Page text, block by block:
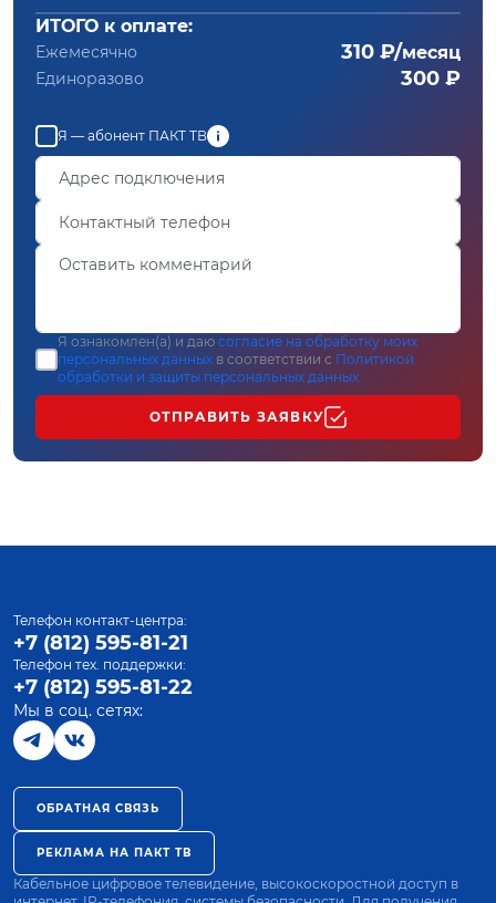
ИТОГО к оплате:
Ежемесячно 310 ₽/месяц
Единоразово 300 ₽
Я — абонент ПАКТ ТВ
Я ознакомлен(а) и даю согласие на обработку моих
персональных данных в соответствии с Политикой
обработки и защиты персональных данных
ОТПРАВИТЬ ЗАЯВКУ
Телефон контакт-центра:
+7 (812) 595-81-21
Телефон тех. поддержки:
+7 (812) 595-81-22
Мы в соц. сетях:
ОБРАТНАЯ СВЯЗЬ
РЕКЛАМА НА ПАКТ ТВ
Кабельное цифровое телевидение, высокоскоростной доступ в